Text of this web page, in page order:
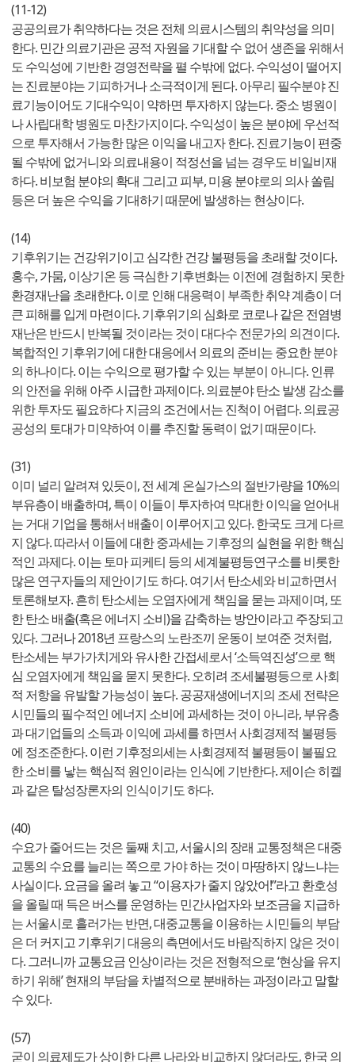
(11-12)
공공의료가 취약하다는 것은 전체 의료시스템의 취약성을 의미
한다. 민간 의료기관은 공적 자원을 기대할 수 없어 생존을 위해서
도 수익성에 기반한 경영전략을 펼 수밖에 없다. 수익성이 떨어지
는 진료분야는 기피하거나 소극적이게 된다. 아무리 필수분야 진
료기능이어도 기대수익이 약하면 투자하지 않는다. 중소 병원이
나 사립대학 병원도 마찬가지이다. 수익성이 높은 분야에 우선적
으로 투자해서 가능한 많은 이익을 내고자 한다. 진료기능이 편중
될 수밖에 없거니와 의료내용이 적정선을 넘는 경우도 비일비재
하다. 비보험 분야의 확대 그리고 피부, 미용 분야로의 의사 쏠림
등은 더 높은 수익을 기대하기 때문에 발생하는 현상이다.
(14)
기후위기는 건강위기이고 심각한 건강 불평등을 초래할 것이다.
홍수, 가뭄, 이상기온 등 극심한 기후변화는 이전에 경험하지 못한
환경재난을 초래한다. 이로 인해 대응력이 부족한 취약 계층이 더
큰 피해를 입게 마련이다. 기후위기의 심화로 코로나 같은 전염병
재난은 반드시 반복될 것이라는 것이 대다수 전문가의 의견이다.
복합적인 기후위기에 대한 대응에서 의료의 준비는 중요한 분야
의 하나이다. 이는 수익으로 평가할 수 있는 부분이 아니다. 인류
의 안전을 위해 아주 시급한 과제이다. 의료분야 탄소 발생 감소를
위한 투자도 필요하다 지금의 조건에서는 진척이 어렵다. 의료공
공성의 토대가 미약하여 이를 추진할 동력이 없기 때문이다.
(31)
이미 널리 알려져 있듯이, 전 세계 온실가스의 절반가량을 10%의
부유층이 배출하며, 특이 이들이 투자하여 막대한 이익을 얻어내
는 거대 기업을 통해서 배출이 이루어지고 있다. 한국도 크게 다르
지 않다. 따라서 이들에 대한 중과세는 기후정의 실현을 위한 핵심
적인 과제다. 이는 토마 피케티 등의 세계불평등연구소를 비롯한
많은 연구자들의 제안이기도 하다. 여기서 탄소세와 비교하면서
토론해보자. 흔히 탄소세는 오염자에게 책임을 묻는 과제이며, 또
한 탄소 배출(혹은 에너지 소비)을 감축하는 방안이라고 주장되고
있다. 그러나 2018년 프랑스의 노란조끼 운동이 보여준 것처럼,
탄소세는 부가가치게와 유사한 간접세로서 ‘소득역진성’으로 핵
심 오염자에게 책임을 묻지 못한다. 오히려 조세불평등으로 사회
적 저항을 유발할 가능성이 높다. 공공재생에너지의 조세 전략은
시민들의 필수적인 에너지 소비에 과세하는 것이 아니라, 부유층
과 대기업들의 소득과 이익에 과세를 하면서 사회경제적 불평등
에 정조준한다. 이런 기후정의세는 사회경제적 불평등이 불필요
한 소비를 낳는 핵심적 원인이라는 인식에 기반한다. 제이슨 히켈
과 같은 탈성장론자의 인식이기도 하다.
(40)
수요가 줄어드는 것은 둘째 치고, 서울시의 장래 교통정책은 대중
교통의 수요를 늘리는 쪽으로 가야 하는 것이 마땅하지 않느냐는
사실이다. 요금을 올려 놓고 “이용자가 줄지 않았어!”라고 환호성
을 올릴 때 득은 버스를 운영하는 민간사업자와 보조금을 지급하
는 서울시로 흘러가는 반면, 대중교통을 이용하는 시민들의 부담
은 더 커지고 기후위기 대응의 측면에서도 바람직하지 않은 것이
다. 그러니까 교통요금 인상이라는 것은 전형적으로 ‘현상을 유지
하기 위해’ 현재의 부담을 차별적으로 분배하는 과정이라고 말할
수 있다.
(57)
굳이 의료제도가 상이한 다른 나라와 비교하지 않더라도, 한국 의